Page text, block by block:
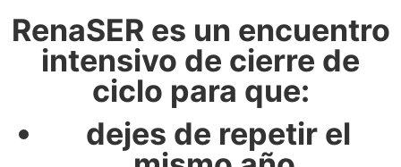
RenaSER es un encuentro
intensivo de cierre de
ciclo para que:
dejes de repetir el